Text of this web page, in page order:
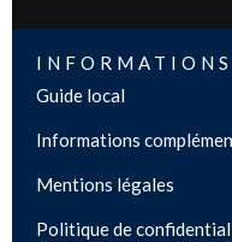
INFORMATIONS
Guide local
Informations
Mentions légales
Politique de